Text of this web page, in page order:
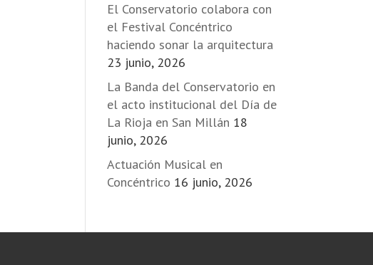
El Conservatorio colabora con
el Festival Concéntrico
haciendo sonar la arquitectura
23 junio, 2026
La Banda del Conservatorio en
el acto institucional del Día de
La Rioja en San Millán 18
junio, 2026
Actuación Musical en
Concéntrico 16 junio, 2026